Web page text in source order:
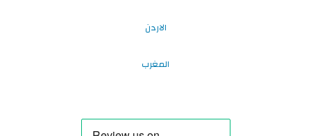
الاردن
المغرب